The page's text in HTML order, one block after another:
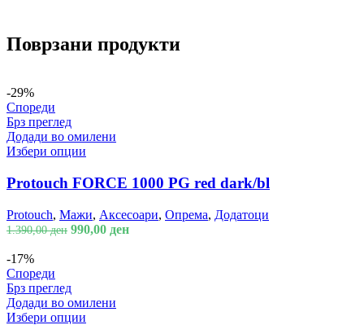
Поврзани продукти
-29%
Спореди
Брз преглед
Додади во омилени
Избери опции
Protouch FORCE 1000 PG red dark/bl
Protouch, Мажи, Аксесоари, Опрема, Додатоци
1.390,00ден 990,00 ден
-17%
Спореди
Брз преглед
Додади во омилени
Избери опции